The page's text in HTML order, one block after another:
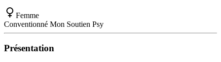
Femme
Conventionné Mon Soutien Psy
Présentation